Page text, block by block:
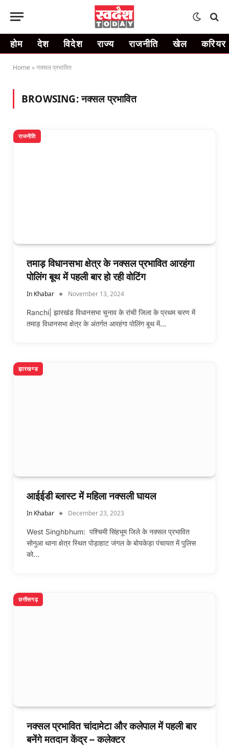
होम देश विदेश राज्य राजनीति खेल करियर
Home »नक्सल प्रभावित
BROWSING:नक्सल प्रभावित
राजनीति
तमाड़ विधानसभा क्षेत्र के नक्सल प्रभावित आरहंगा
पोलिंग बूथ में पहली बार हो रही वोटिंग
In Khabar November 13, 2024
Ranchi| झारखंड विधानसभा चुनाव के रांची जिला के प्रथम चरण में
तमाड़ विधानसभा क्षेत्र के अंतर्गत आरहंगा पोलिंग बूथ में…
झारखण्ड
आईईडी ब्लास्ट में महिला नक्सली घायल
In Khabar December 23, 2023
West Singhbhum: पश्चिमी सिंहभूम जिले के नक्सल प्रभावित
सोनुआ थाना क्षेत्र स्थित पोड़ाहाट जंगल के बोयकेड़ा पंचायत में पुलिस
को…
छत्तीसगढ़
नक्सल प्रभावित चांदामेटा और कलेपाल में पहली बार
बनेंगे मतदान केंद्र – कलेक्टर